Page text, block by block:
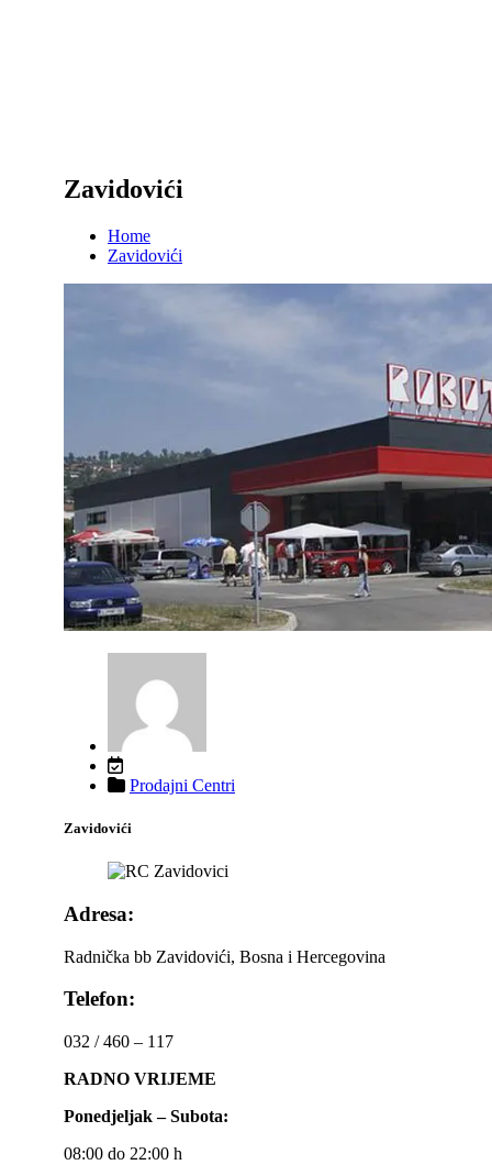
Zavidovići
Home
Zavidovići
Prodajni Centri
Zavidovići
Adresa:
Radnička bb Zavidovići, Bosna i Hercegovina
Telefon:
032 / 460 – 117
RADNO VRIJEME
Ponedjeljak – Subota:
08:00 do 22:00 h